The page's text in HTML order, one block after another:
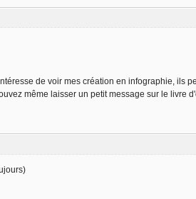
de voir mes création en infographie, ils
même laisser un petit message sur le livre